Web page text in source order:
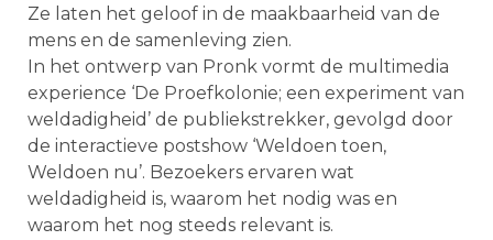
Ze laten het geloof in de maakbaarheid van de
mens en de samenleving zien.
In het ontwerp van Pronk vormt de multimedia
experience ‘De Proefkolonie; een experiment van
weldadigheid’ de publiekstrekker, gevolgd door
de interactieve postshow ‘Weldoen toen,
Weldoen nu’. Bezoekers ervaren wat
weldadigheid is, waarom het nodig was en
waarom het nog steeds relevant is.